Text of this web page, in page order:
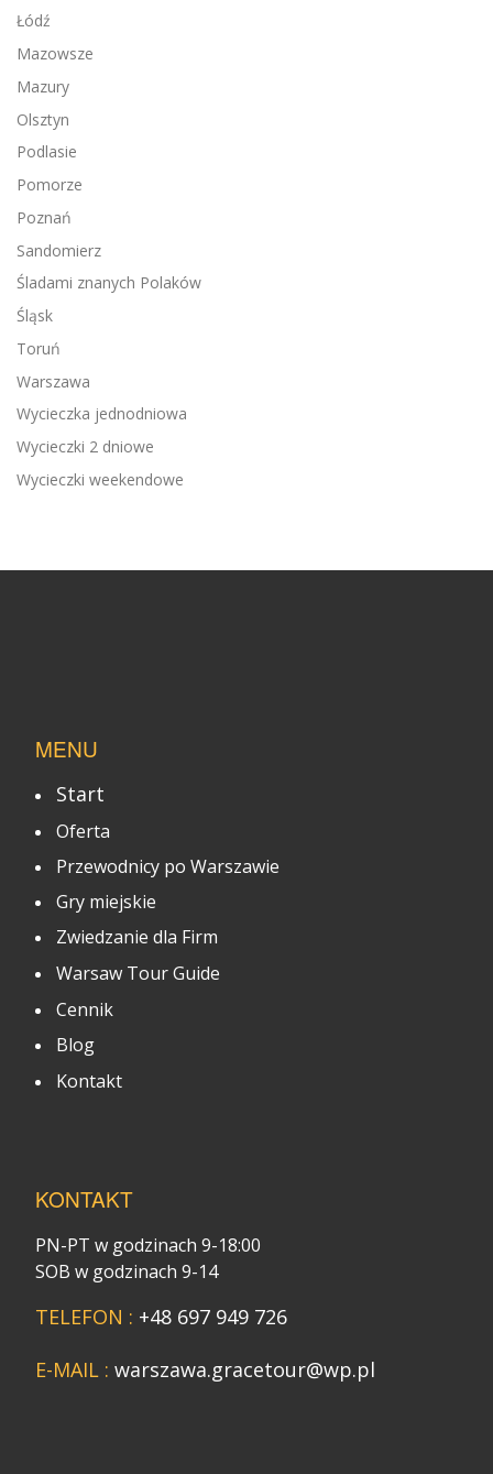
Łódź
Mazowsze
Mazury
Olsztyn
Podlasie
Pomorze
Poznań
Sandomierz
Śladami znanych Polaków
Śląsk
Toruń
Warszawa
Wycieczka jednodniowa
Wycieczki 2 dniowe
Wycieczki weekendowe
MENU
Start
Oferta
Przewodnicy po Warszawie
Gry miejskie
Zwiedzanie dla Firm
Warsaw Tour Guide
Cennik
Blog
Kontakt
KONTAKT
PN-PT w godzinach 9-18:00
SOB w godzinach 9-14
TELEFON : +48 697 949 726
E-MAIL : warszawa.gracetour@wp.pl